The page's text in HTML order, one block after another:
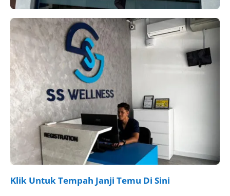
Klik Untuk Tempah Janji Temu Di Sini